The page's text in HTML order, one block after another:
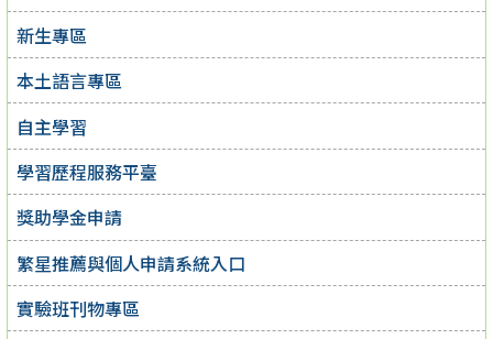
新生專區
本土語言專區
自主學習
學習歷程服務平臺
獎助學金申請
繁星推薦與個人申請系統入口
實驗班刊物專區